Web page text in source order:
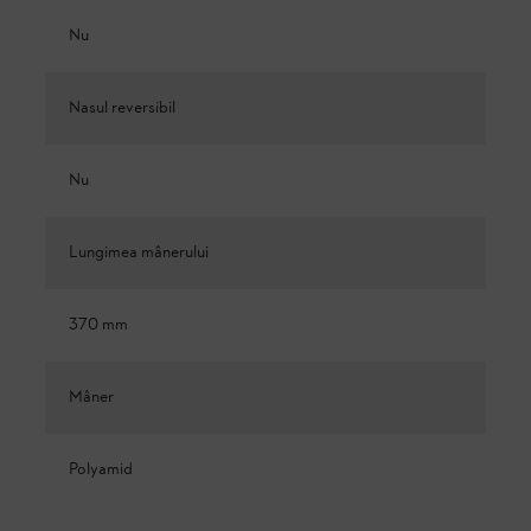
Nu
Nasul reversibil
Nu
Lungimea mânerului
370 mm
Mâner
Polyamid